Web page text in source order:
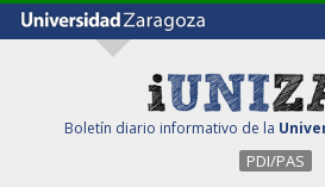
Boletín diario informativo de la
PDI/PAS